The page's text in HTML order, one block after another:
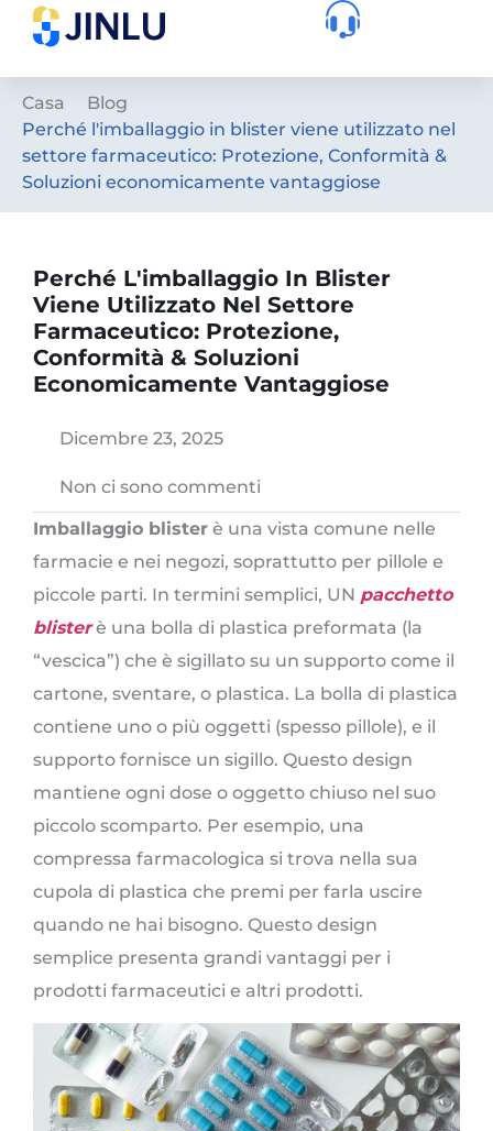
Casa
Blog
Perché l'imballaggio in blister viene utilizzato nel
settore farmaceutico: Protezione, Conformità &
Soluzioni economicamente vantaggiose
Perché L'imballaggio In Blister
Viene Utilizzato Nel Settore
Farmaceutico: Protezione,
Conformità & Soluzioni
Economicamente Vantaggiose
Dicembre 23, 2025
Non ci sono commenti
Imballaggio blister è una vista comune nelle
farmacie e nei negozi, soprattutto per pillole e
piccole parti. In termini semplici, UN pacchetto
blisterè una bolla di plastica preformata (la
“vescica”) che è sigillato su un supporto come il
cartone, sventare, o plastica. La bolla di plastica
contiene uno o più oggetti (spesso pillole), e il
supporto fornisce un sigillo. Questo design
mantiene ogni dose o oggetto chiuso nel suo
piccolo scomparto. Per esempio, una
compressa farmacologica si trova nella sua
cupola di plastica che premi per farla uscire
quando ne hai bisogno. Questo design
semplice presenta grandi vantaggi per i
prodotti farmaceutici e altri prodotti.